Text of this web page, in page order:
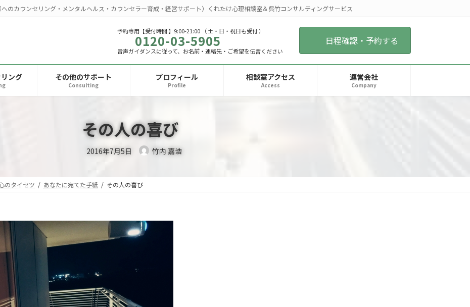
のカウンセリング・メンタルヘルス・カウンセラー育成・経営サポート）くれたけ心理相談室＆呉竹コンサルティングサービス
予約専用【受付時間 】9:00-21:00 （ 土・日・祝日も受付 ）
0120-03-5905
音声ガイダンスに従って、お名前・連絡先・ご希望を伝言ください
日程確認・予約する
ング その他のサポート
Consulting
プロフィール
Profile
相談室アクセス
Access
運営会社
Company
その人の喜び
2016年7月5日 竹内 嘉浩
のタイセツ あなたに宛てた手紙 その人の喜び